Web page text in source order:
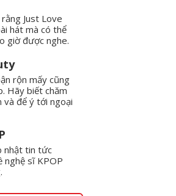
Just Love
hát mà có thể
giờ được nghe.
rộn mấy cũng
Hãy biết chăm
và để ý tới ngoại
nhật tin tức
nghệ sĩ KPOP